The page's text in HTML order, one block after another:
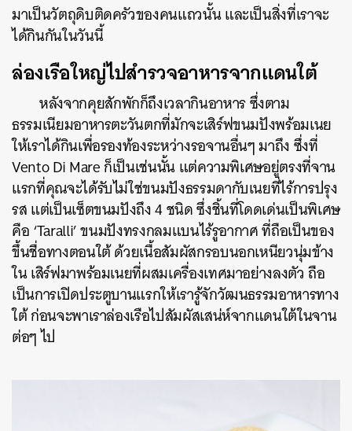
มาเป็นวัตถุดิบติดครัวของคนแถวนั้น และเป็นสิ่งที่เราจะ
ได้กินกันในวันนี้
ล่องเรือใหญ่ไปสำรวจอาหารจากแดนใต้
หลังจากคุยสักพักก็ถึงเวลากินอาหาร ซึ่งตาม
ธรรมเนียมอาหารตะวันตกที่มักจะเสิร์ฟขนมปังพร้อมเนย
ให้เราได้กินเพื่อรองท้องระหว่างรอจานอื่นๆ มาถึง ซึ่งที่
Vento Di Mare ก็เป็นเช่นนั้น แต่ความพิเศษอยู่ตรงที่จาน
แรกที่คุณจะได้รับไม่ใช่ขนมปังธรรมดากับเนยที่ไร้การปรุง
รส แต่เป็นเซ็ตขนมปังถึง 4 ชนิด ซึ่งชิ้นที่โดดเด่นเป็นพิเศษ
คือ ‘Taralli’ ขนมปังทรงกลมแบนไร้รูอากาศ ที่ถือเป็นของ
ขึ้นชื่อทางตอนใต้ ด้วยเนื้อสัมผัสกรอบนอกเหนียวนุ่มข้าง
ใน เสิร์ฟมาพร้อมเนยที่ผสมเครื่องเทศมาอย่างลงตัว ถือ
เป็นการเปิดประตูบานแรกให้เรารู้จักวัฒนธรรมอาหารทาง
ใต้ ก่อนจะพาเราล่องเรือไปสัมผัสเสน่ห์จากแดนใต้ในจาน
ต่อๆ ไป